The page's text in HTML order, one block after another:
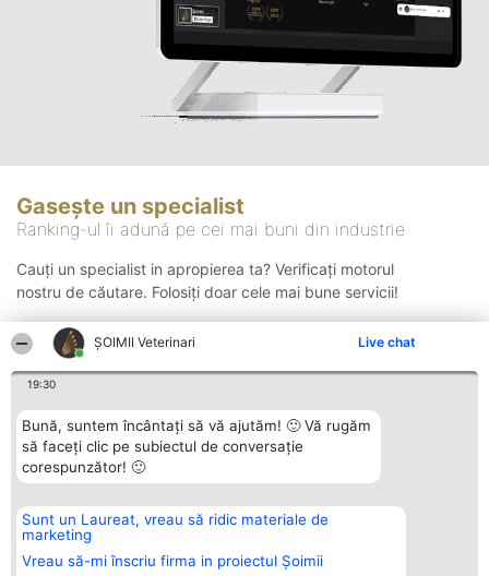
ȘOIMII Veterinari Live chat
19:30
Bună, suntem încântați să vă ajutăm! 🙂 Vă rugăm
să faceți clic pe subiectul de conversație
corespunzător! 🙂
Sunt un Laureat, vreau să ridic materiale de
marketing
Vreau să-mi înscriu firma in proiectul Șoimii
Gasește un specialist
Ranking-ul îi adună pe cei mai buni din industrie
Cauți un specialist in apropierea ta? Verificați motorul
nostru de căutare. Folosiți doar cele mai bune servicii!
Organizator Ranking
BRIGHT SOLUTIONS BR SRL
Aleea Timisul De Sus 2 Bl. A30
Sc. A Et. 4 Ap. 13 Cod 061952
Plebiscyt
Lista Tuturor
Laureaților
Contact